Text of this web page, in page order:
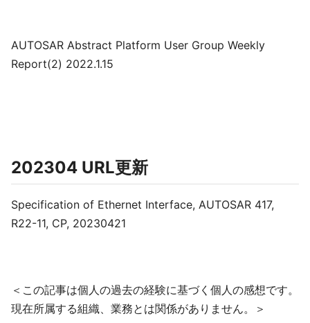
AUTOSAR Abstract Platform User Group Weekly
Report(2) 2022.1.15
202304 URL更新
Specification of Ethernet Interface, AUTOSAR 417,
R22-11, CP, 20230421
＜この記事は個人の過去の経験に基づく個人の感想です。
現在所属する組織、業務とは関係がありません。＞